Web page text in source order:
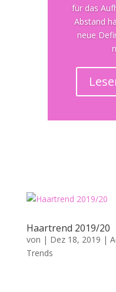
für das
Abstand
neue
Haartrend 2019/20
von | Dez 18, 2019 |
Trends